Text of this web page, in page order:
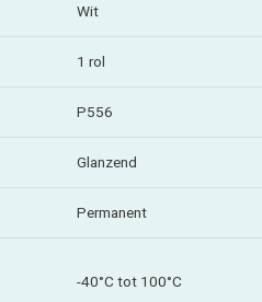
Wit
1 rol
P556
Glanzend
Permanent
-40°C tot 100°C